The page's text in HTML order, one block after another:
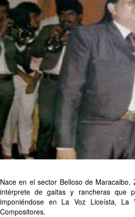
Nace en el sector Belloso de
intérprete de gaitas y rancheras que
imponiéndose en La Voz Liceísta,
Compositores.